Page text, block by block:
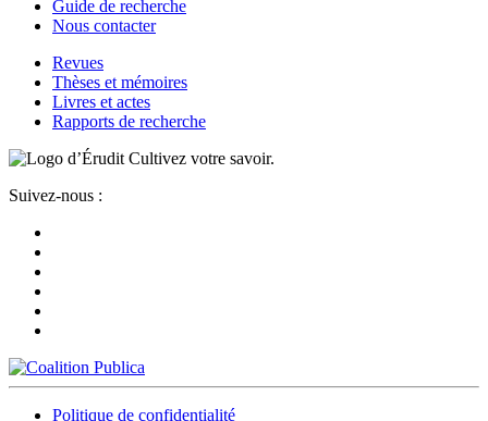
Guide de recherche
Nous contacter
Revues
Thèses et mémoires
Livres et actes
Rapports de recherche
Cultivez votre savoir.
Suivez-nous :
Politique de confidentialité